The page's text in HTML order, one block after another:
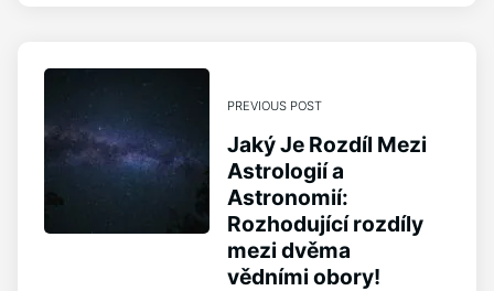
PREVIOUS POST
Jaký Je Rozdíl Mezi
Astrologií a
Astronomií:
Rozhodující rozdíly
mezi dvěma
vědními obory!